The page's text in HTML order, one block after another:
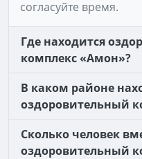
согласуйте время.
Где находится
комплекс «Амон»?
В каком районе
оздоровительный
Сколько человек
оздоровительный